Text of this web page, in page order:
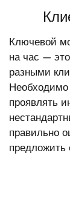
Ключевой
на час —
разными
проявлять
правильно